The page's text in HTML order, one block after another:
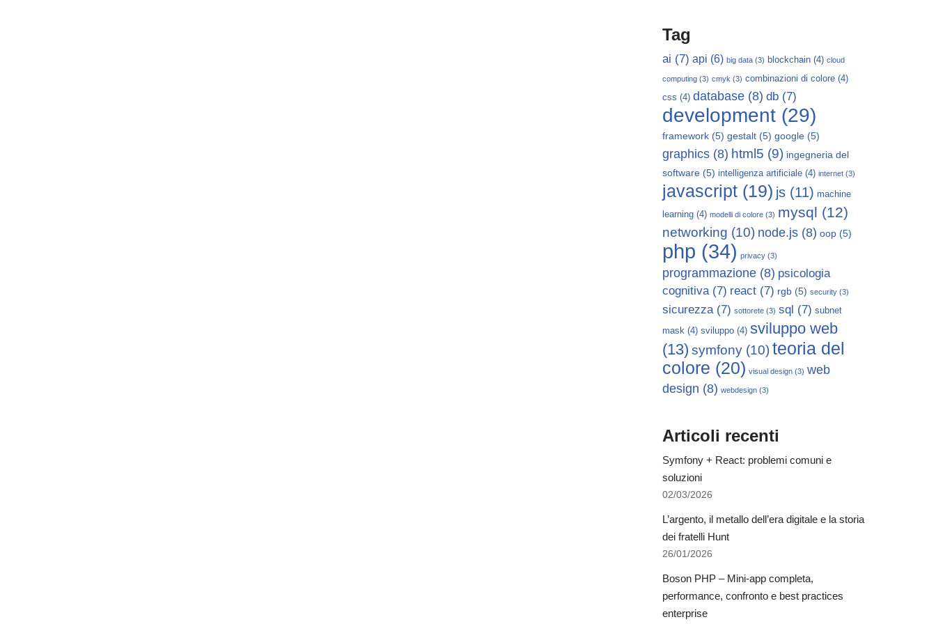
Tag
ai (7) api (6) big data (3) blockchain (4) cloud
computing (3) cmyk (3) combinazioni di colore (4)
css (4) database (8) db (7)
development (29)
framework (5) gestalt (5) google (5)
graphics (8) html5 (9) ingegneria del
software (5) intelligenza artificiale (4) internet (3)
javascript (19) js (11) machine
learning (4) modelli di colore (3) mysql (12)
networking (10) node.js (8) oop (5)
php (34) privacy (3)
programmazione (8) psicologia
cognitiva(7) react (7) rgb (5) security (3)
sicurezza(7) sottorete (3) sql (7) subnet
mask (4) sviluppo (4) sviluppo web
(13) symfony (10)teoria del
colore (20) visual design (3) web
design (8) webdesign (3)
Articoli recenti
Symfony + React: problemi comuni e
soluzioni
02/03/2026
L’argento, il metallo dell’era digitale e la storia
dei fratelli Hunt
26/01/2026
Boson PHP – Mini-app completa,
performance, confronto e best practices
enterprise